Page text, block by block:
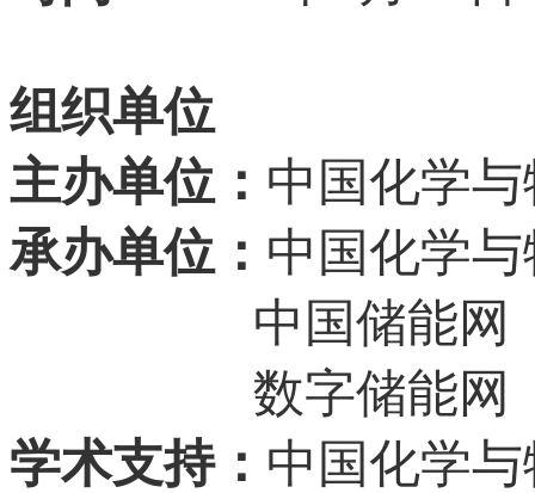
组织单位
主办单位： 中国化学
承办单位： 中国化学
中国储能网
数字储能网
学术支持： 中国化学